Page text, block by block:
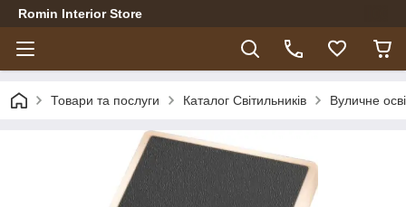
Romin Interior Store
Товари та послуги Каталог Світильників Вуличне